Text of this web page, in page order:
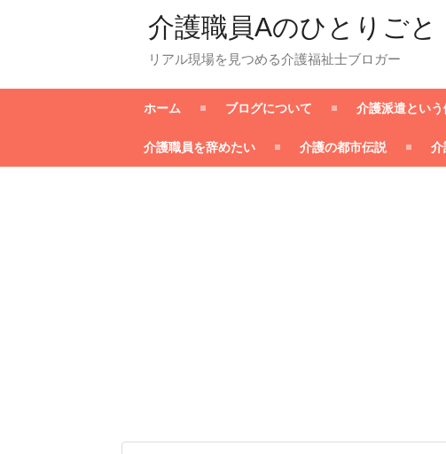
介護職員Aのひとりごと
リアル現場を見つめる介護福祉士ブロガー
ホーム ブログについて 介護派遣とい
介護職員を辞めたい 介護の都市伝説